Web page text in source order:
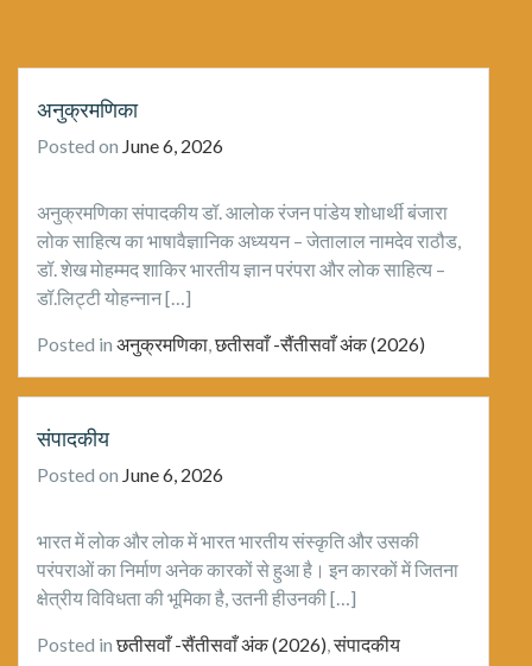
अनुक्रमणिका
Posted on June 6, 2026
अनुक्रमणिका संपादकीय डॉ. आलोक रंजन पांडेय शोधार्थी बंजारा
लोक साहित्य का भाषावैज्ञानिक अध्ययन – जेतालाल नामदेव राठौड,
डॉ. शेख मोहम्मद शाकिर भारतीय ज्ञान परंपरा और लोक साहित्य –
डॉ.लिट्टी योहन्नान […]
Posted in अनुक्रमणिका ,छतीसवाँ -सैंतीसवाँ अंक (2026)
संपादकीय
Posted on June 6, 2026
भारत में लोक और लोक में भारत भारतीय संस्कृति और उसकी
परंपराओं का निर्माण अनेक कारकों से हुआ है। इन कारकों में जितना
क्षेत्रीय विविधता की भूमिका है, उतनी हीउनकी […]
Posted inछतीसवाँ -सैंतीसवाँ अंक (2026) ,संपादकीय